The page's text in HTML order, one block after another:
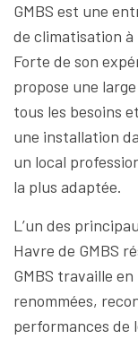
GMBS est une
de climatisation à
Forte de son
propose une
tous les besoins
une installation
un local
la plus adaptée.
L’un des
Havre de GMBS
GMBS travaille
renommées,
performances de